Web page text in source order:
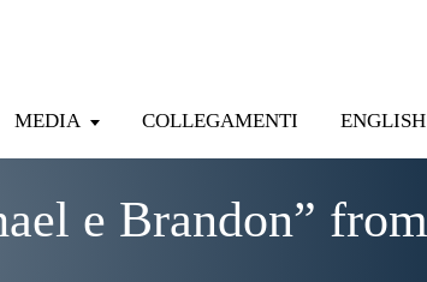
MEDIA COLLEGAMENTI ENGLISH
e Brandon” from